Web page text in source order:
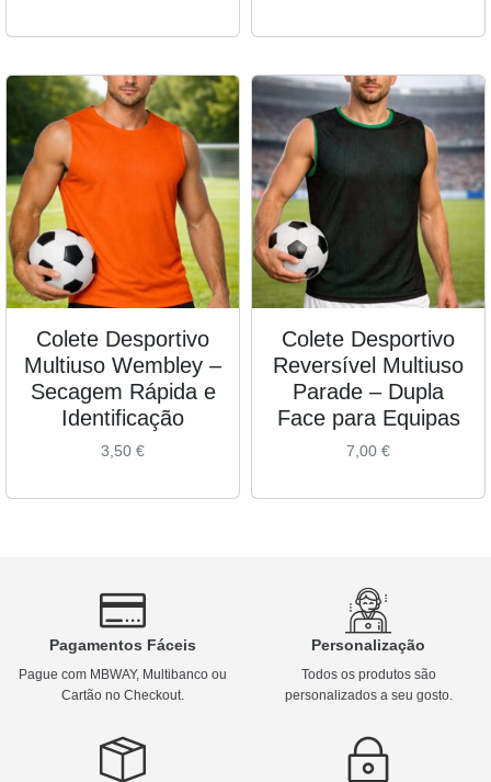
Colete Desportivo
Multiuso Wembley –
Secagem Rápida e
Identificação
3,50 €
Colete Desportivo
Reversível Multiuso
Parade – Dupla
Face para Equipas
7,00 €
Pagamentos Fáceis
Pague com MBWAY, Multibanco ou
Cartão no Checkout.
Personalização
Todos os produtos são
personalizados a seu gosto.